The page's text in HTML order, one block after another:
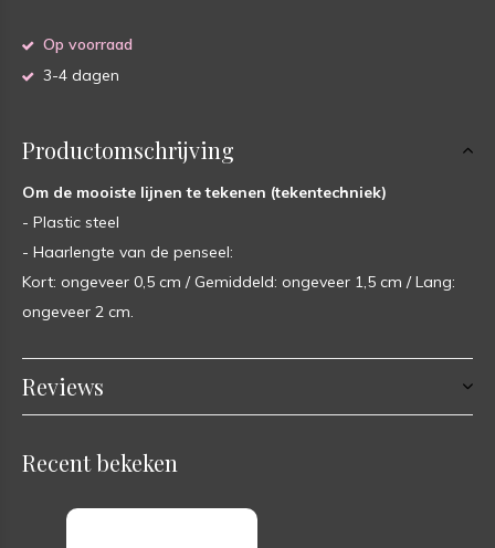
Op voorraad
3-4 dagen
Productomschrijving
Om de mooiste lijnen te tekenen (tekentechniek)
- Plastic steel
- Haarlengte van de penseel:
Kort: ongeveer 0,5 cm / Gemiddeld: ongeveer 1,5 cm / Lang:
ongeveer 2 cm.
Reviews
Recent bekeken